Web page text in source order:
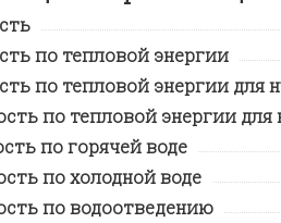
по тепловой энергии
по тепловой энергии для
по тепловой энергии для
по горячей воде
по холодной воде
по водоотведению